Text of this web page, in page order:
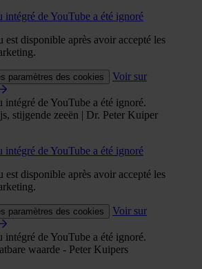
intégré de YouTube a été ignoré
est disponible après avoir accepté les
paramètres des cookies
Voir sur
intégré de YouTube a été ignoré.
stijgende zeeën | Dr. Peter Kuiper
intégré de YouTube a été ignoré
est disponible après avoir accepté les
paramètres des cookies
Voir sur
intégré de YouTube a été ignoré.
waarde - Peter Kuipers